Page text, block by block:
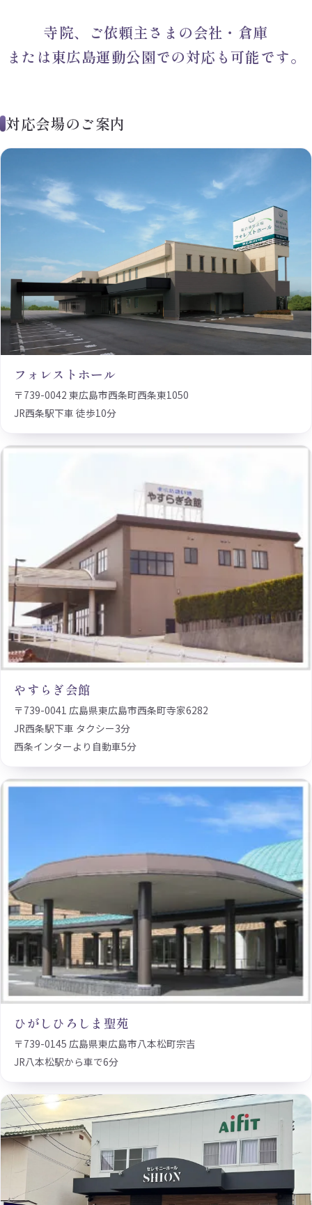
寺院、ご依頼主さまの会社・倉庫
または東広島運動公園での対応も可能です。
対応会場のご案内
フォレストホール
〒739-0042 東広島市西条町西条東1050
JR西条駅下車 徒歩10分
やすらぎ会館
〒739-0041 広島県東広島市西条町寺家6282
JR西条駅下車 タクシー3分
西条インターより自動車5分
ひがしひろしま聖苑
〒739-0145 広島県東広島市八本松町宗吉
JR八本松駅から車で6分